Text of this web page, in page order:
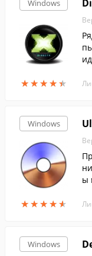
Windows
★★★★★
★★★★★
и
Windows
★★★★★
★★★★★
ния ISO
ы
ь
Windows